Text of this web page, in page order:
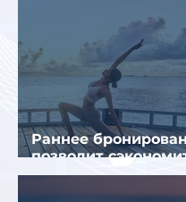
Раннее
позволит
летнем отдыхе —